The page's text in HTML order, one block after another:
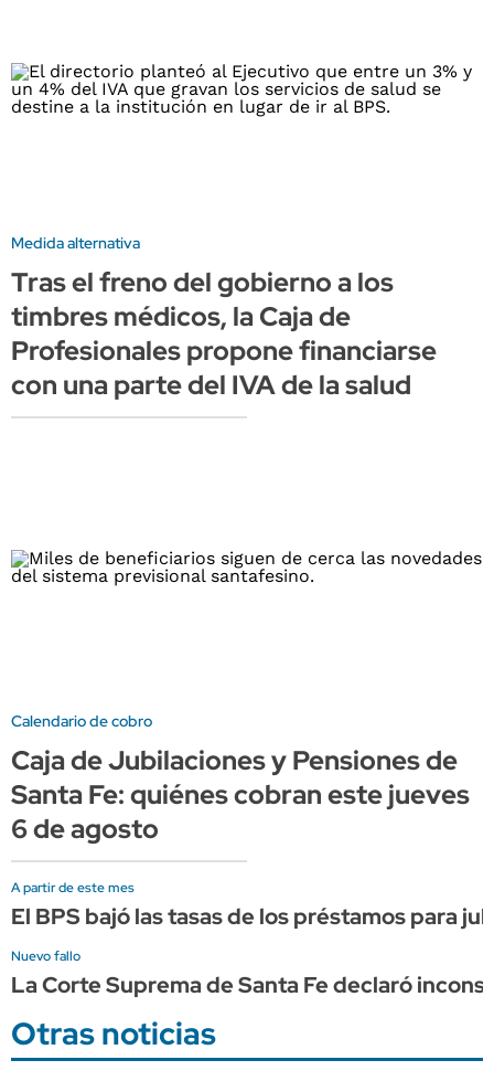
Medida alternativa
Tras el freno del gobierno a los
timbres médicos, la Caja de
Profesionales propone financiarse
con una parte del IVA de la salud
Calendario de cobro
Caja de Jubilaciones y Pensiones de
Santa Fe: quiénes cobran este jueves
6 de agosto
A partir de este mes
El BPS bajó las tasas de los préstamos para
Nuevo fallo
La Corte Suprema de Santa Fe declaró
Otras noticias